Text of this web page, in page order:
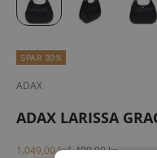
SPAR 30%
ADAX
ADAX LARISSA
Salgspris
1.049,00 krNormalpris
1.499,00 kr